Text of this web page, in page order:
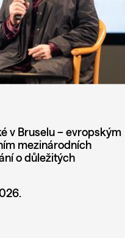
v Bruselu – evropským
mezinárodních
o důležitých